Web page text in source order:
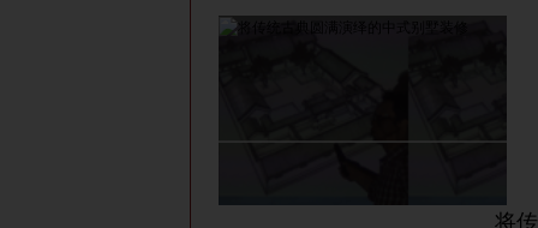
将